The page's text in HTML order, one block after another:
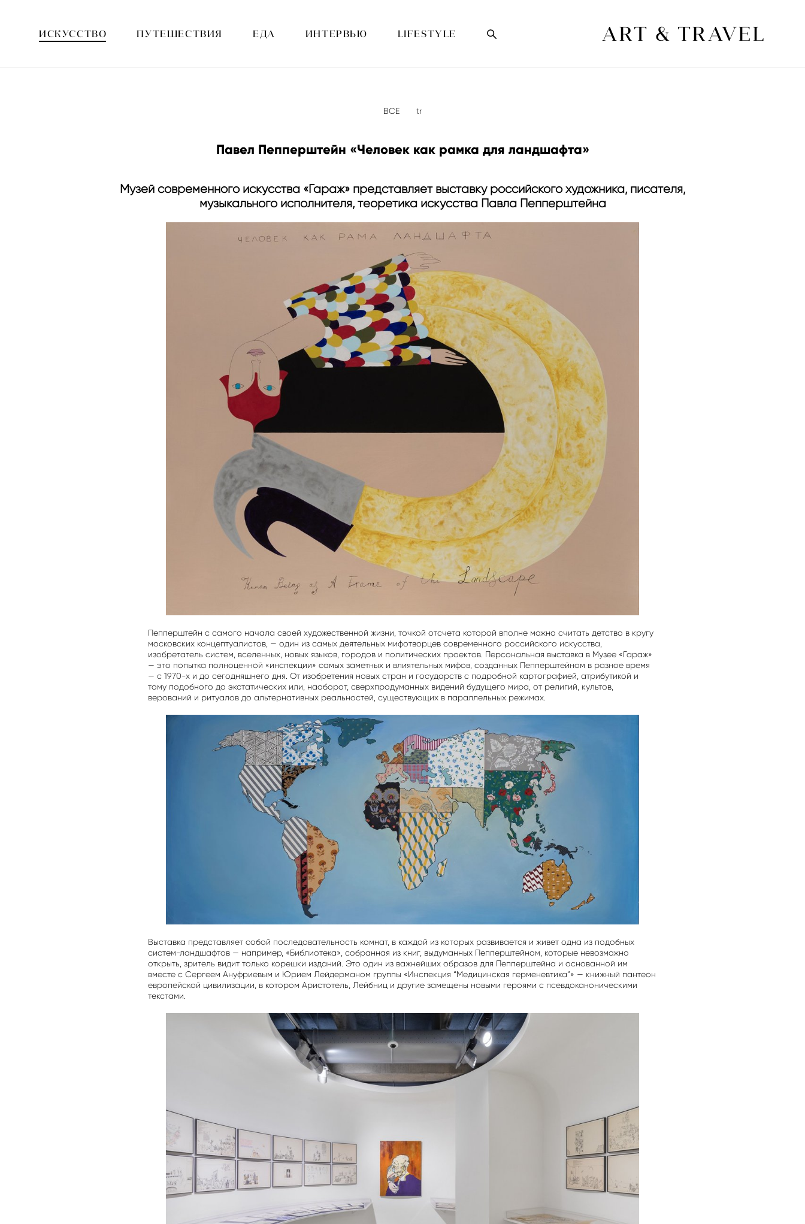
ART & TRAVEL
ИСКУССТВО ПУТЕШЕСТВИЯ ЕДА ИНТЕРВЬЮ LIFESTYLE
ВСЕ tr
Павел Пепперштейн «Человек как рамка для ландшафта»
Музей современного искусства «Гараж» представляет выставку российского художника, писателя,
музыкального исполнителя, теоретика искусства Павла Пепперштейна
Пепперштейн с самого начала своей художественной жизни, точкой отсчета которой вполне можно считать детство в кругу
московских концептуалистов, — один из самых деятельных мифотворцев современного российского искусства,
изобретатель систем, вселенных, новых языков, городов и политических проектов. Персональная выставка в Музее «Гараж»
— это попытка полноценной «инспекции» самых заметных и влиятельных мифов, созданных Пепперштейном в разное время
— с 1970-х и до сегодняшнего дня. От изобретения новых стран и государств с подробной картографией, атрибутикой и
тому подобного до экстатических или, наоборот, сверхпродуманных видений будущего мира, от религий, культов,
верований и ритуалов до альтернативных реальностей, существующих в параллельных режимах.
Выставка представляет собой последовательность комнат, в каждой из которых развивается и живет одна из подобных
систем-ландшафтов — например, «Библиотека», собранная из книг, выдуманных Пепперштейном, которые невозможно
открыть, зритель видит только корешки изданий. Это один из важнейших образов для Пепперштейна и основанной им
вместе с Сергеем Ануфриевым и Юрием Лейдерманом группы «Инспекция “Медицинская герменевтика”» — книжный пантеон
европейской цивилизации, в котором Аристотель, Лейбниц и другие замещены новыми героями с псевдоканоническими
текстами.